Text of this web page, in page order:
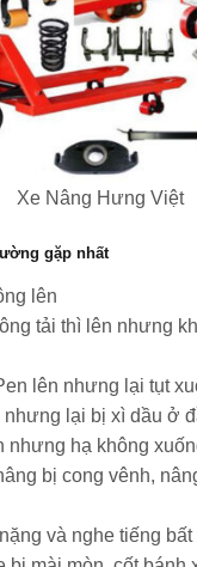
Xe Nâng Hưng Việt
gặp nhất
lên
tải thì lên nhưng
lên nhưng lại tụt
nhưng lại bị xì dầu ở
nhưng hạ không
bị cong vênh,
và nghe tiếng